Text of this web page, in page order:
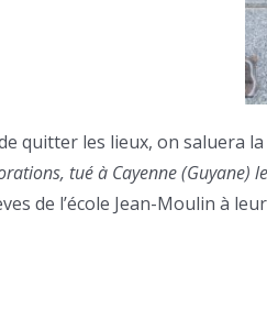
quitter les lieux, on saluera
tué à Cayenne (Guyane)
de l’école Jean-Moulin à